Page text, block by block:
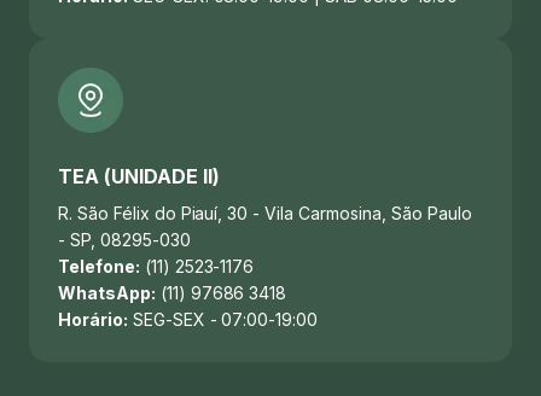
TEA (UNIDADE II)
R. São Félix do Piauí, 30 - Vila Carmosina, São Paulo
- SP, 08295-030
Telefone: (11) 2523-1176
WhatsApp: (11) 97686 3418
Horário: SEG-SEX - 07:00-19:00